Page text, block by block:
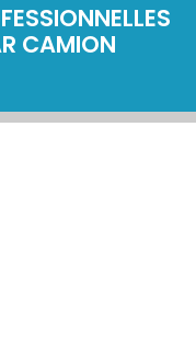
CAMION